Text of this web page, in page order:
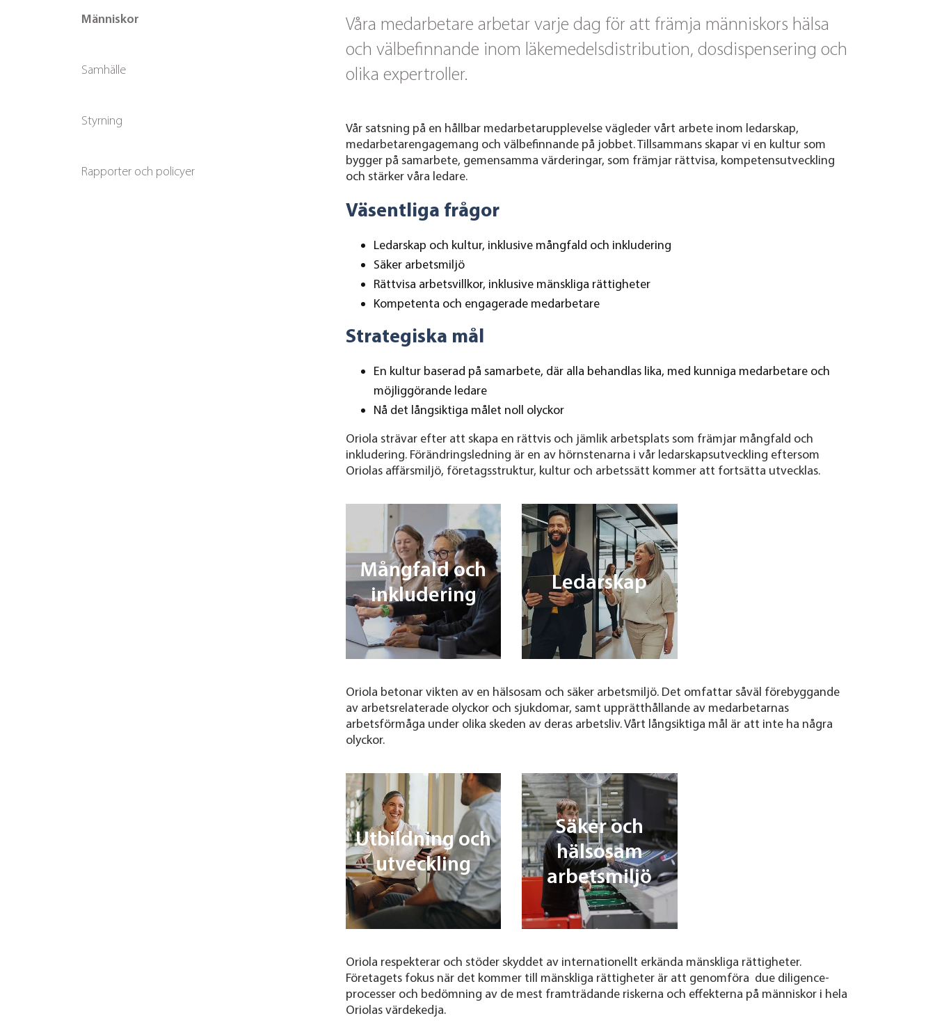
Människor
Samhälle
Styrning
Rapporter och policyer
Våra medarbetare arbetar varje dag för att främja människors hälsa
och välbefinnande inom läkemedelsdistribution, dosdispensering och
olika expertroller.
Vår satsning på en hållbar medarbetarupplevelse vägleder vårt arbete inom ledarskap,
medarbetarengagemang och välbefinnande på jobbet. Tillsammans skapar vi en kultur som
bygger på samarbete, gemensamma värderingar, som främjar rättvisa, kompetensutveckling
och stärker våra ledare.
Väsentliga frågor
Ledarskap och kultur, inklusive mångfald och inkludering
Säker arbetsmiljö
Rättvisa arbetsvillkor, inklusive mänskliga rättigheter
Kompetenta och engagerade medarbetare
Strategiska mål
En kultur baserad på samarbete, där alla behandlas lika, med kunniga medarbetare och
möjliggörande ledare
Nå det långsiktiga målet noll olyckor
Oriola strävar efter att skapa en rättvis och jämlik arbetsplats som främjar mångfald och
inkludering. Förändringsledning är en av hörnstenarna i vår ledarskapsutveckling eftersom
Oriolas affärsmiljö, företagsstruktur, kultur och arbetssätt kommer att fortsätta utvecklas.
Mångfald och
inkludering
Ledarskap
Oriola betonar vikten av en hälsosam och säker arbetsmiljö. Det omfattar såväl förebyggande
av arbetsrelaterade olyckor och sjukdomar, samt upprätthållande av medarbetarnas
arbetsförmåga under olika skeden av deras arbetsliv. Vårt långsiktiga mål är att inte ha några
olyckor.
Utbildning och
utveckling
Säker och
hälsosam
arbetsmiljö
Oriola respekterar och stöder skyddet av internationellt erkända mänskliga rättigheter.
Företagets fokus när det kommer till mänskliga rättigheter är att genomföra due diligence-
processer och bedömning av de mest framträdande riskerna och effekterna på människor i hela
Oriolas värdekedja.